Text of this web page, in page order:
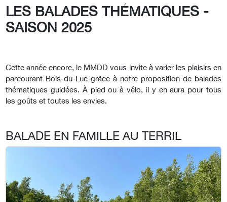
LES BALADES THÉMATIQUES -
SAISON 2025
Cette année encore, le MMDD vous invite à varier les plaisirs en
parcourant Bois-du-Luc grâce à notre proposition de balades
thématiques guidées. À pied ou à vélo, il y en aura pour tous
les goûts et toutes les envies.
BALADE EN FAMILLE AU TERRIL